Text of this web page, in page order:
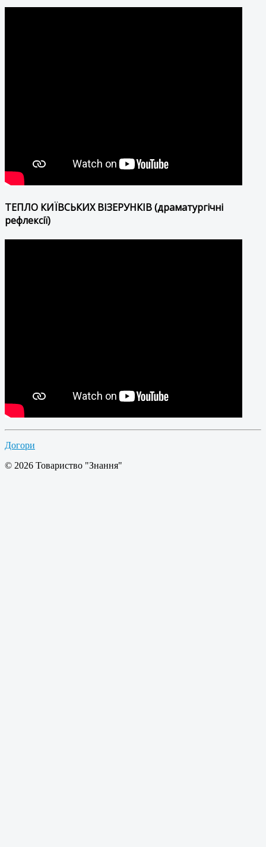
ТЕПЛО КИЇВСЬКИХ ВІЗЕРУНКІВ (драматургічні
рефлексії)
Догори
© 2026 Товариство "Знання"